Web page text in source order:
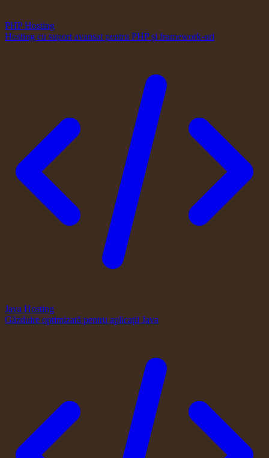
PHP Hosting
Hosting cu suport avansat pentru PHP și framework-uri
Java Hosting
Găzduire optimizată pentru aplicații Java